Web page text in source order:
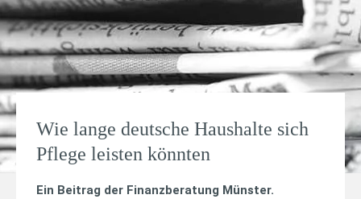
Wie lange deutsche Haushalte sich
Pflege leisten könnten
Ein Beitrag der Finanzberatung Münster.